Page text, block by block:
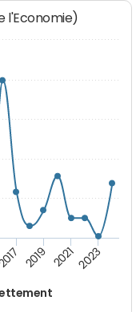
l'Economie)
2019 2021 2023